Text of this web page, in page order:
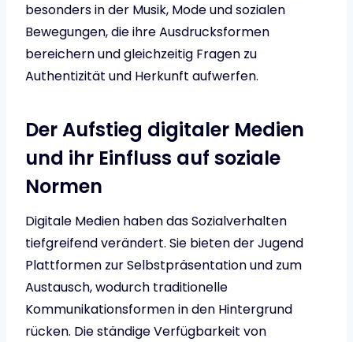
besonders in der Musik, Mode und sozialen
Bewegungen, die ihre Ausdrucksformen
bereichern und gleichzeitig Fragen zu
Authentizität und Herkunft aufwerfen.
Der Aufstieg digitaler Medien
und ihr Einfluss auf soziale
Normen
Digitale Medien haben das Sozialverhalten
tiefgreifend verändert. Sie bieten der Jugend
Plattformen zur Selbstpräsentation und zum
Austausch, wodurch traditionelle
Kommunikationsformen in den Hintergrund
rücken. Die ständige Verfügbarkeit von